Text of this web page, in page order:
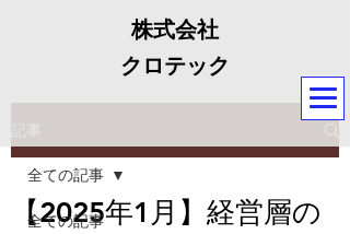
株式会社
クロテック
記事
全ての記事
全ての記事
【2025年1月】経営層の